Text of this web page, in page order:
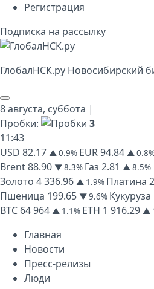
Регистрация
Подписка на рассылку
ГлобалНСК.py Новосибирский
8 августа, суббота |
Пробки:
3
11:43
USD 82.17 ▲ 0.9% EUR94.84 ▲
Brent88.90 ▼ 8.3% Газ 2.81 ▲ 8.5%
Золото 4 336.96 ▲ 1.9% Платина
Пшеница 199.65 ▼ 9.6% Кукуруза
BTC 64 964 ▲ 1.1% ETH 1 916.29 ▲
Главная
Новости
Пресс-релизы
Люди